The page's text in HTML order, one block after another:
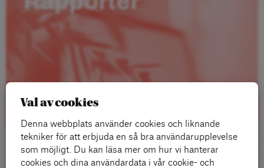
Val av cookies
Denna webbplats använder cookies och liknande
tekniker för att erbjuda en så bra användarupplevelse
som möjligt. Du kan läsa mer om hur vi hanterar
cookies och dina användardata i vår cookie- och